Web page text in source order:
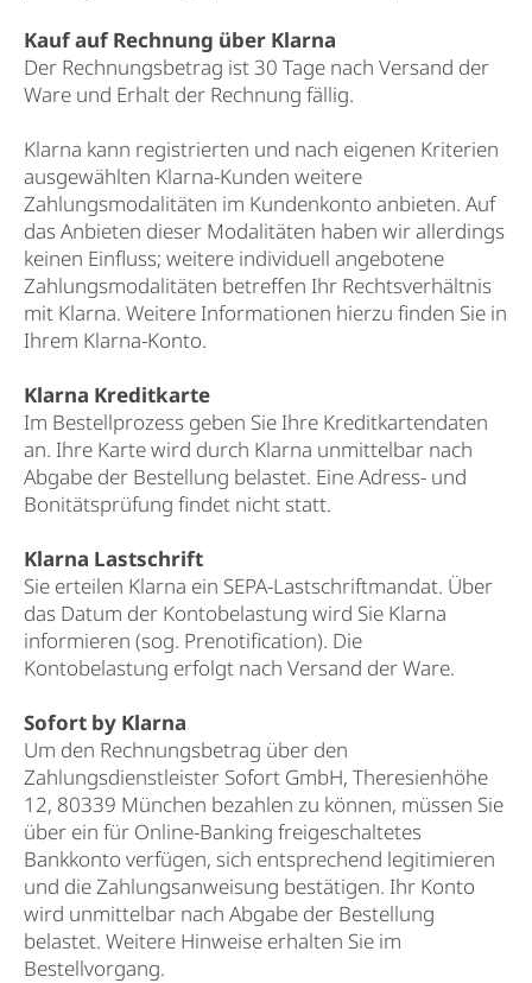
Kauf auf Rechnung über Klarna
Der Rechnungsbetrag ist 30 Tage nach Versand der
Ware und Erhalt der Rechnung fällig.
Klarna kann registrierten und nach eigenen Kriterien
ausgewählten Klarna-Kunden weitere
Zahlungsmodalitäten im Kundenkonto anbieten. Auf
das Anbieten dieser Modalitäten haben wir allerdings
keinen Einfluss; weitere individuell angebotene
Zahlungsmodalitäten betreffen Ihr Rechtsverhältnis
mit Klarna. Weitere Informationen hierzu finden Sie in
Ihrem Klarna-Konto.
Klarna Kreditkarte
Im Bestellprozess geben Sie Ihre Kreditkartendaten
an. Ihre Karte wird durch Klarna unmittelbar nach
Abgabe der Bestellung belastet. Eine Adress- und
Bonitätsprüfung findet nicht statt.
Klarna Lastschrift
Sie erteilen Klarna ein SEPA-Lastschriftmandat. Über
das Datum der Kontobelastung wird Sie Klarna
informieren (sog. Prenotification). Die
Kontobelastung erfolgt nach Versand der Ware.
Sofort by Klarna
Um den Rechnungsbetrag über den
Zahlungsdienstleister Sofort GmbH, Theresienhöhe
12, 80339 München bezahlen zu können, müssen Sie
über ein für Online-Banking freigeschaltetes
Bankkonto verfügen, sich entsprechend legitimieren
und die Zahlungsanweisung bestätigen. Ihr Konto
wird unmittelbar nach Abgabe der Bestellung
belastet. Weitere Hinweise erhalten Sie im
Bestellvorgang.